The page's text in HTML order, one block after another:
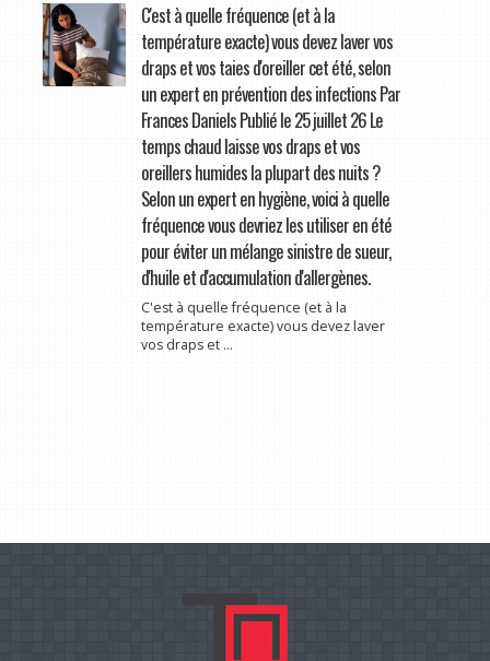
C'est à quelle fréquence (et à la
température exacte) vous devez laver vos
draps et vos taies d'oreiller cet été, selon
un expert en prévention des infections Par
Frances Daniels Publié le 25 juillet 26 Le
temps chaud laisse vos draps et vos
oreillers humides la plupart des nuits ?
Selon un expert en hygiène, voici à quelle
fréquence vous devriez les utiliser en été
pour éviter un mélange sinistre de sueur,
d'huile et d'accumulation d'allergènes.
C'est à quelle fréquence (et à la
température exacte) vous devez laver
vos draps et ...